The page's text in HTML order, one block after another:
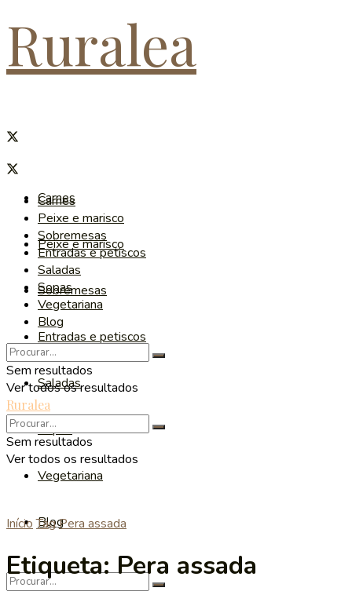
Ruralea
Carnes
Peixe e marisco
Sobremesas
Entradas e petiscos
Saladas
Sopas
Vegetariana
Blog
Carnes
Peixe e marisco
Sobremesas
Entradas e petiscos
Saladas
Sopas
Vegetariana
Blog
Sem resultados
Ver todos os resultados
Ruralea
Sem resultados
Ver todos os resultados
Início TagPera assada
Etiqueta:Pera assada